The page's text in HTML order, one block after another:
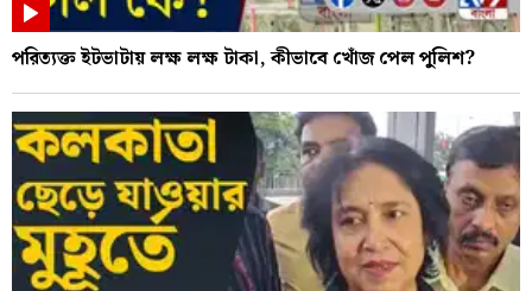
পরিত্যক্ত ইটভাটায় লক্ষ লক্ষ টাকা, কীভাবে খোঁজ পেল পুলিশ?